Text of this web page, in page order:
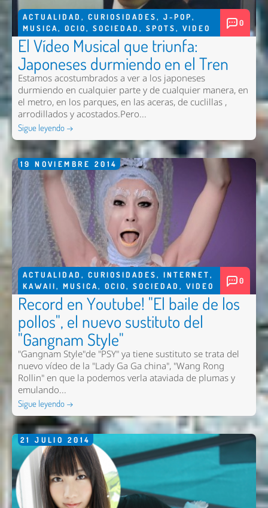
ACTUALIDAD , CURIOSIDADES, J-POP,
MUSICA, OCIO, SOCIEDAD , SPOTS, VIDEO
0
El Vídeo Musical que triunfa:
Japoneses durmiendo en el Tren
Estamos acostumbrados a ver a los japoneses
durmiendo en cualquier parte y de cualquier manera, en
el metro, en los parques, en las aceras, de cuclillas ,
arrodillados y acostados.Pero...
Sigue leyendo →
19 NOVIEMBRE 2014
ACTUALIDAD , CURIOSIDADES, INTERNET,
KAWAII, MUSICA, OCIO, SOCIEDAD , VIDEO
0
Record en Youtube! "El baile de los
pollos", el nuevo sustituto del
"Gangnam Style"
"Gangnam Style"de "PSY" ya tiene sustituto se trata del
nuevo vídeo de la "Lady Ga Ga china", "Wang Rong
Rollin" en que la podemos verla ataviada de plumas y
emulando...
Sigue leyendo →
21 JULIO 2014